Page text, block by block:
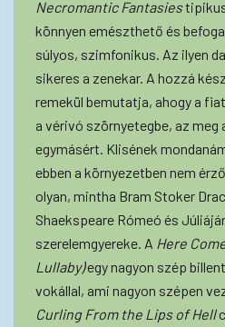
Necromantic Fantasies
könnyen emészthető és
súlyos, szimfonikus. Az ilyen
sikeres a zenekar. A hozzá
remekül bemutatja, ahogy a
a vérivó szörnyetegbe, az meg
egymásért. Klisének
ebben a környezetben nem
olyan, mintha Bram Stoker
Shaekspeare Rómeó és
szerelemgyereke. A Here
Lullaby)egy nagyon szép
vokállal, ami nagyon szépen
Curling From the Lips of Hell